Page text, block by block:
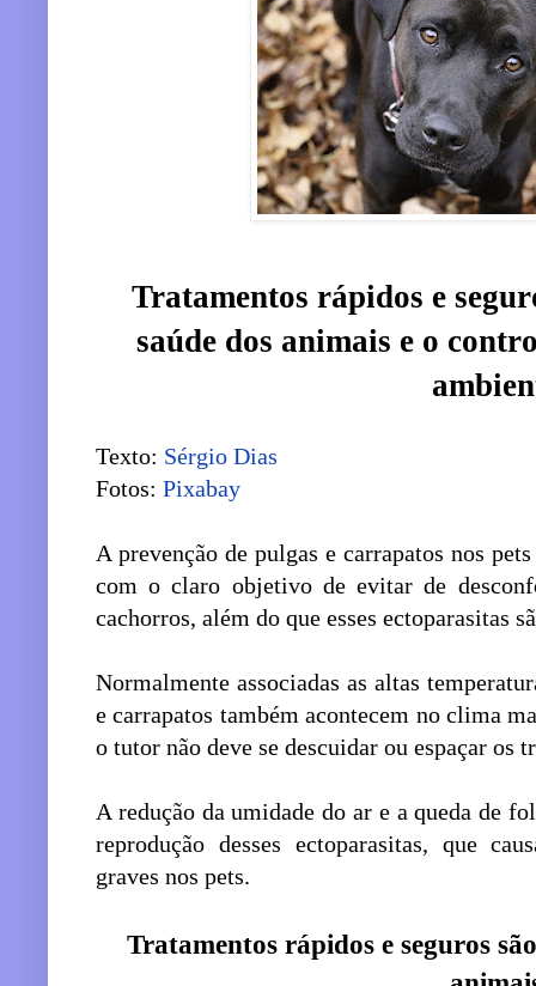
Tratamentos rápidos e
saúde dos animais e o
Texto: Sérgio Dias
Fotos: Pixabay
A prevenção de pulgas e carrapatos nos
com o claro objetivo de evitar de
cachorros, além do que esses ectoparasitas
Normalmente associadas as altas
e carrapatos também acontecem no clima
o tutor não deve se descuidar ou espaçar os
A redução da umidade do ar e a queda de
reprodução desses ectoparasitas, que
graves nos pets.
Tratamentos rápidos e seguros